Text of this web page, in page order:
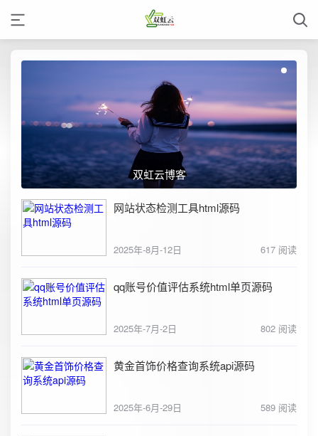
双虹云博客
网站状态检测工具html源码
2025年-8月-12日 617 阅读
qq账号价值评估系统html单页源码
2025年-7月-2日 802 阅读
黄金首饰价格查询系统api源码
2025年-6月-29日 589 阅读